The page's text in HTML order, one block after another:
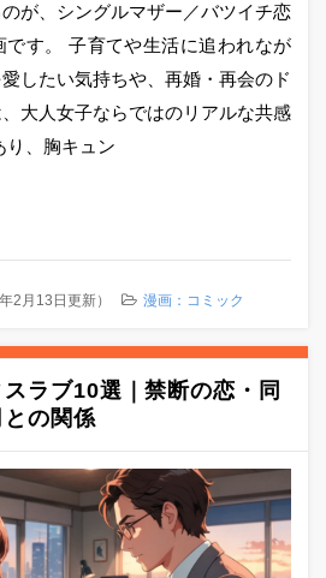
が、シングルマザー／バツイチ恋
です。 子育てや生活に追われなが
したい気持ちや、再婚・再会のド
大人女子ならではのリアルな共感
り、胸キュン
2月13日更新） 漫画：コミック
ラブ10選｜禁断の恋・同
の関係